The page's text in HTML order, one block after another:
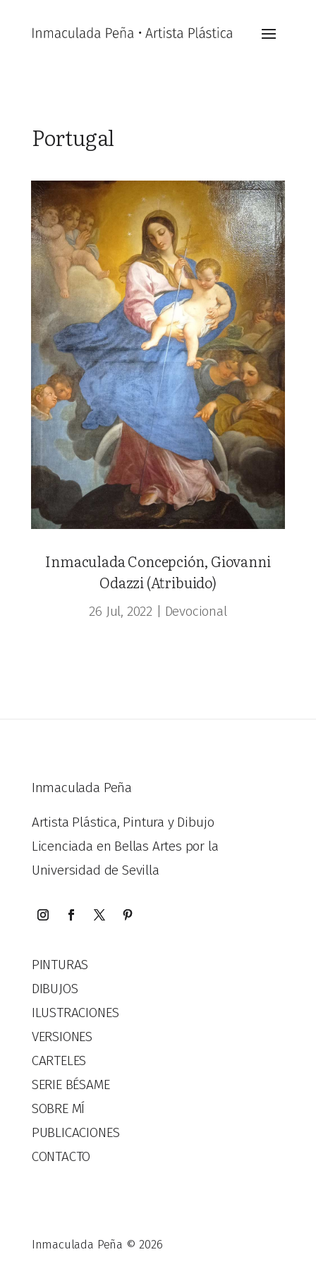
Portugal
Inmaculada Concepción, Giovanni
Odazzi (Atribuido)
26 Jul, 2022 Devocional
Inmaculada Peña
Artista Plástica, Pintura y Dibujo
Licenciada en Bellas Artes por la
Universidad de Sevilla
PINTURAS
DIBUJOS
ILUSTRACIONES
VERSIONES
CARTELES
SERIE BÉSAME
SOBRE MÍ
PUBLICACIONES
CONTACTO
Inmaculada Peña © 2026